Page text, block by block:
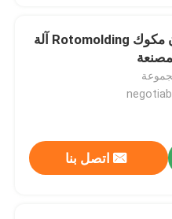
3.0m فرن مكوك Rotomolding آلة
اتصل بنا